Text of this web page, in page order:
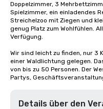
Doppelzimmer, 3
Spielzimmer, ein einladendes
Streichelzoo mit Ziegen und
genug Platz zum Wohlfühlen.
Verfügung.
Wir sind leicht zu finden, nur 3
einer Waldlichtung gelegen.
von bis zu 50 Personen. Der
Partys,
Details über den